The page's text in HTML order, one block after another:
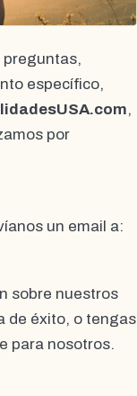
preguntas,
específico,
,
por
un email a:
sobre nuestros
de éxito, o tengas
para nosotros.